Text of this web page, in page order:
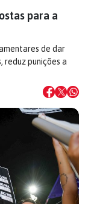
para a
de dar
reduz punições a